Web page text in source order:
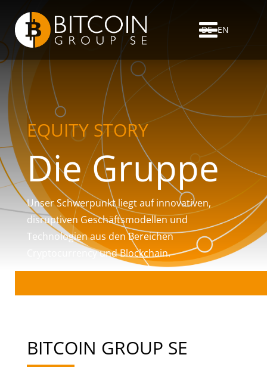
DE EN
EQUITY STORY
Die Gruppe
Unser Schwerpunkt liegt auf innovativen,
disruptiven Geschäftsmodellen und
Technologien aus den Bereichen
Cryptocurrency und Blockchain.
BITCOIN GROUP SE